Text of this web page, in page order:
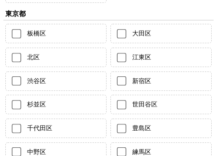
東京都
板橋区 大田区
北区 江東区
渋谷区 新宿区
杉並区 世田谷区
千代田区 豊島区
中野区 練馬区